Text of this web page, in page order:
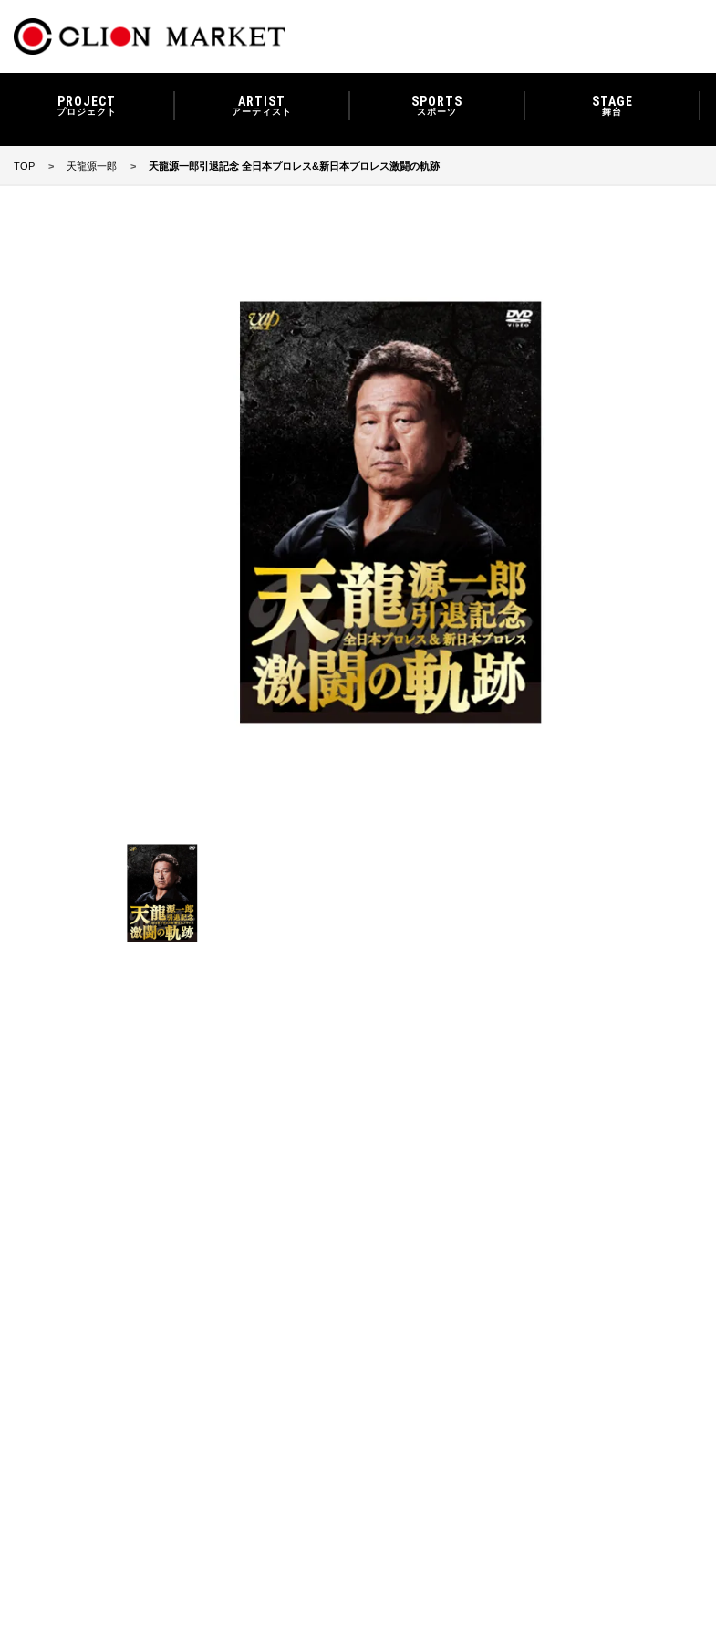
PROJECT
プロジェクト
ARTIST
アーティスト
SPORTS
スポーツ
STAGE
舞台
TOP 天龍源一郎 天龍源一郎引退記念 全日本プロレス&新日本プロレス激闘の軌跡